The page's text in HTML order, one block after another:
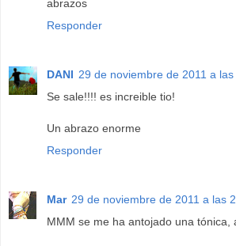
abrazos
Responder
DANI 29 de noviembre de 2011 a
Se sale!!!! es increible tio!
Un abrazo enorme
Responder
Mar 29 de noviembre de 2011 a las
MMM se me ha antojado una tónica,